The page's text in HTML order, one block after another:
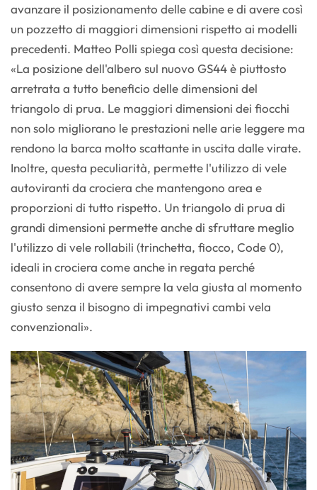
avanzare il posizionamento delle cabine e di avere così
un pozzetto di maggiori dimensioni rispetto ai modelli
precedenti. Matteo Polli spiega così questa decisione:
«La posizione dell'albero sul nuovo GS44 è piuttosto
arretrata a tutto beneficio delle dimensioni del
triangolo di prua. Le maggiori dimensioni dei fiocchi
non solo migliorano le prestazioni nelle arie leggere ma
rendono la barca molto scattante in uscita dalle virate.
Inoltre, questa peculiarità, permette l'utilizzo di vele
autoviranti da crociera che mantengono area e
proporzioni di tutto rispetto. Un triangolo di prua di
grandi dimensioni permette anche di sfruttare meglio
l'utilizzo di vele rollabili (trinchetta, fiocco, Code 0),
ideali in crociera come anche in regata perché
consentono di avere sempre la vela giusta al momento
giusto senza il bisogno di impegnativi cambi vela
convenzionali».